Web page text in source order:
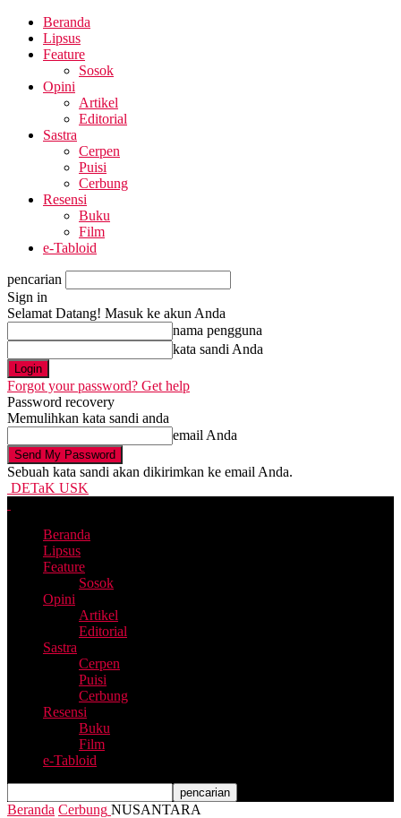
Beranda
Lipsus
Feature
Sosok
Opini
Artikel
Editorial
Sastra
Cerpen
Puisi
Cerbung
Resensi
Buku
Film
e-Tabloid
pencarian
Sign in
Selamat Datang! Masuk ke akun Anda
nama pengguna
kata sandi Anda
Forgot your password? Get help
Password recovery
Memulihkan kata sandi anda
email Anda
Sebuah kata sandi akan dikirimkan ke email Anda.
DETaK USK
Beranda
Lipsus
Feature
Sosok
Opini
Artikel
Editorial
Sastra
Cerpen
Puisi
Cerbung
Resensi
Buku
Film
e-Tabloid
Beranda Cerbung NUSANTARA